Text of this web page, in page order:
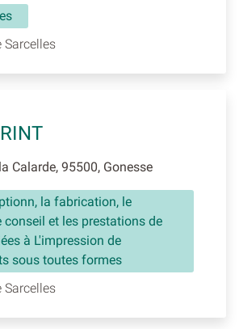
Sarcelles
Calarde, 95500, Gonesse
la fabrication, le
conseil et les prestations de
à L'impression de
sous toutes formes
Sarcelles